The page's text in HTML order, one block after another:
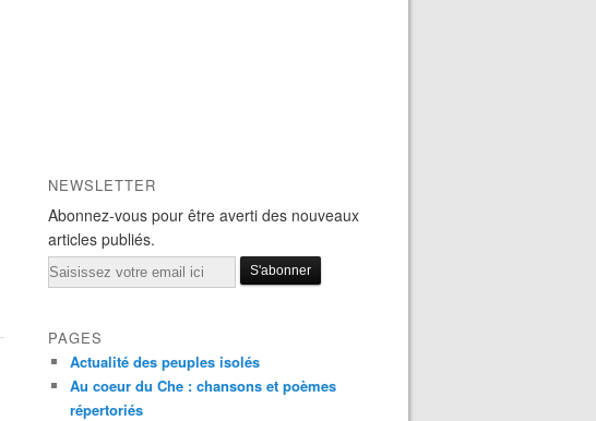
NEWSLETTER
Abonnez-vous pour être averti des nouveaux
articles publiés.
Email
PAGES
Actualité des peuples isolés
Au coeur du Che : chansons et poèmes
répertoriés